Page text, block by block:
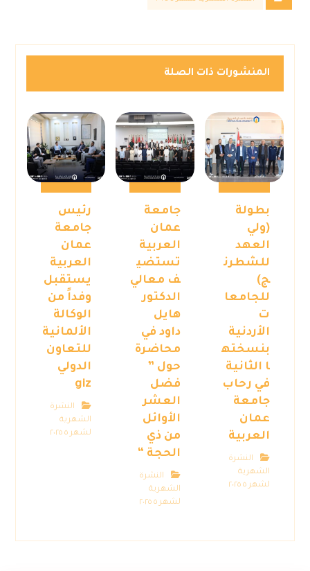
المنشورات ذات الصلة
بطولة
(ولي
العهد
للشطرن
ج)
للجامعا
ت
الأردنية
بنسخته
ا الثانية
في رحاب
جامعة
عمان
العربية
النشرة
الشهرية
لشهر ٥ ٢٠٢٥
جامعة
عمان
العربية
تستضي
ف معالي
الدكتور
هايل
داود في
محاضرة
حول ”
فضل
العشر
الأوائل
من ذي
الحجة “
النشرة
الشهرية
لشهر ٥ ٢٠٢٥
رئيس
جامعة
عمان
العربية
يستقبل
وفداً من
الوكالة
الألمانية
للتعاون
الدولي
giz
النشرة
الشهرية
لشهر ٥ ٢٠٢٥